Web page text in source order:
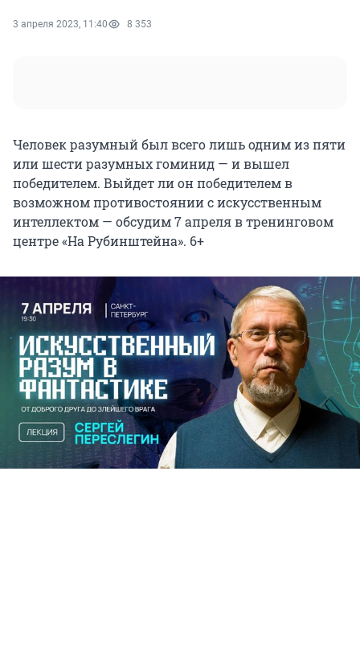
3 апреля 2023, 11:40 8 353
Человек разумный был всего лишь одним из пяти
или шести разумных гоминид — и вышел
победителем. Выйдет ли он победителем в
возможном противостоянии с искусственным
интеллектом — обсудим 7 апреля в тренинговом
центре «На Рубинштейна». 6+